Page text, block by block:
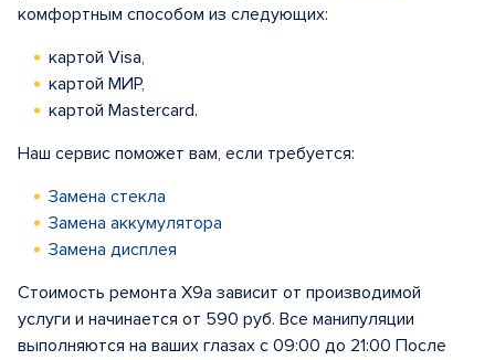
комфортным способом из следующих:
картой Visa,
картой МИР,
картой Mastercard.
Наш сервис поможет вам, если требуется:
Замена стекла
Замена аккумулятора
Замена дисплея
Стоимость ремонта X9a зависит от производимой
услуги и начинается от 590 руб. Все манипуляции
выполняются на ваших глазах с 09:00 до 21:00 После